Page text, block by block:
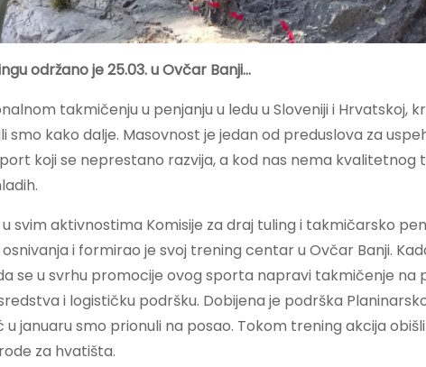
održano je 25.03. u Ovčar Banji…
takmičenju u penjanju u ledu u Sloveniji i Hrvatskoj,
smo kako dalje. Masovnost je jedan od preduslova za
koji se neprestano razvija, a kod nas nema kvalitetnog
u svim aktivnostima Komisije za draj tuling i takmičarsko
i formirao je svoj trening centar u Ovčar Banji.
se u svrhu promocije ovog sporta napravi takmičenje na
i logističku podršku. Dobijena je podrška
u januaru smo prionuli na posao. Tokom trening akcija
za hvatišta.